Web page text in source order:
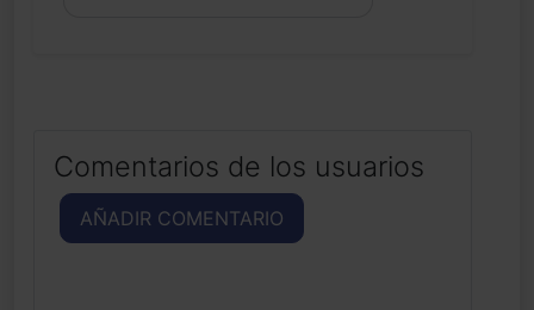
Comentarios de los usuarios
AÑADIR COMENTARIO